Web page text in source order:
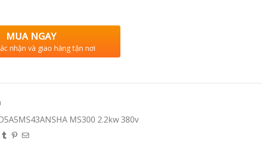
MUA NGAY
nhận và giao hàng tận nơi
MS300 2.2kw 380v